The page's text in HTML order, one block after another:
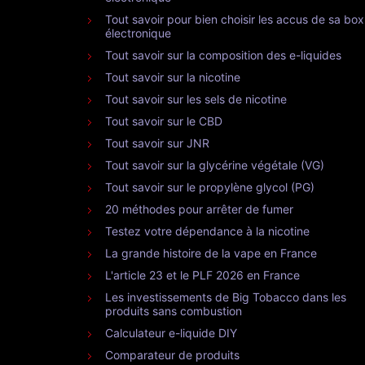
Tout savoir pour bien choisir les accus de sa box
électronique
Tout savoir sur la composition des e-liquides
Tout savoir sur la nicotine
Tout savoir sur les sels de nicotine
Tout savoir sur le CBD
Tout savoir sur JNR
Tout savoir sur la glycérine végétale (VG)
Tout savoir sur le propylène glycol (PG)
20 méthodes pour arrêter de fumer
Testez votre dépendance à la nicotine
La grande histoire de la vape en France
L'article 23 et le PLF 2026 en France
Les investissements de Big Tobacco dans les
produits sans combustion
Calculateur e-liquide DIY
Comparateur de produits